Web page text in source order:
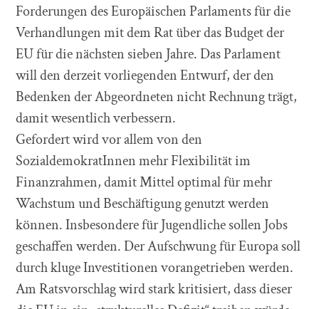
Forderungen des Europäischen Parlaments für die
Verhandlungen mit dem Rat über das Budget der
EU für die nächsten sieben Jahre. Das Parlament
will den derzeit vorliegenden Entwurf, der den
Bedenken der Abgeordneten nicht Rechnung trägt,
damit wesentlich verbessern.
Gefordert wird vor allem von den
SozialdemokratInnen mehr Flexibilität im
Finanzrahmen, damit Mittel optimal für mehr
Wachstum und Beschäftigung genutzt werden
können. Insbesondere für Jugendliche sollen Jobs
geschaffen werden. Der Aufschwung für Europa soll
durch kluge Investitionen vorangetrieben werden.
Am Ratsvorschlag wird stark kritisiert, dass dieser